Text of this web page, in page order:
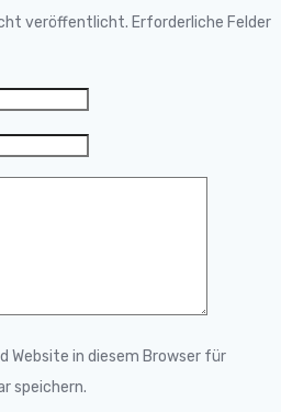
veröffentlicht. Erforderliche Felder
Website in diesem Browser für
speichern.